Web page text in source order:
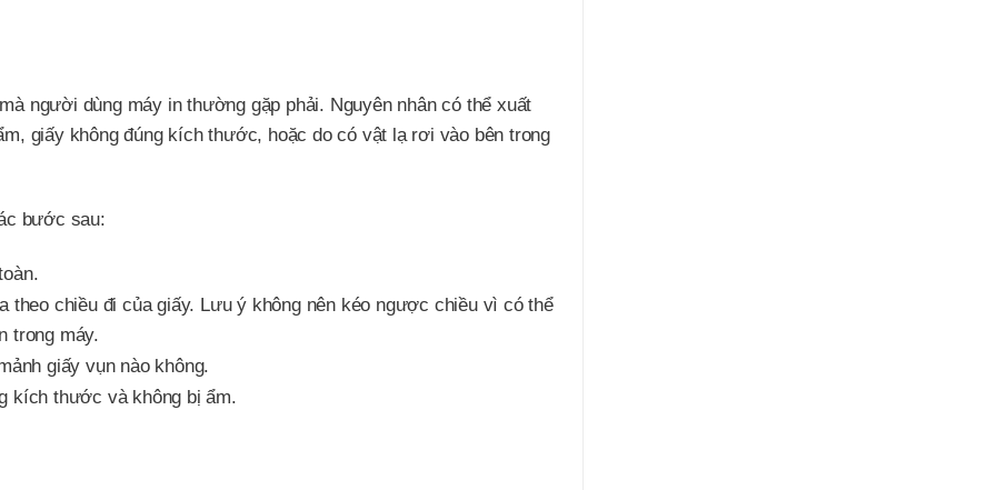
người dùng máy in thường gặp phải. Nguyên nhân có thể xuất
giấy không đúng kích thước, hoặc do có vật lạ rơi vào bên trong
bước sau:
theo chiều đi của giấy. Lưu ý không nên kéo ngược chiều vì có thể
trong máy.
giấy vụn nào không.
kích thước và không bị ẩm.